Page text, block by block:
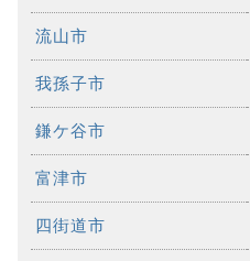
流山市
我孫子市
鎌ケ谷市
富津市
四街道市